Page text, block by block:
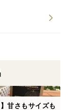
】甘さもサイズも